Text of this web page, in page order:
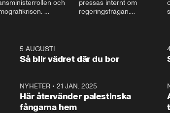
och
och Makten.
pressas internt om
regeringsfrågan.
– Vi ställer upp i val. Ska vi
vara med så sitter vi förstås
1:065 AUGUSTI
Så blir vädret där du bor
NYHETER •21 JAN. 2025
Här återvänder palestinska
fångarna hem